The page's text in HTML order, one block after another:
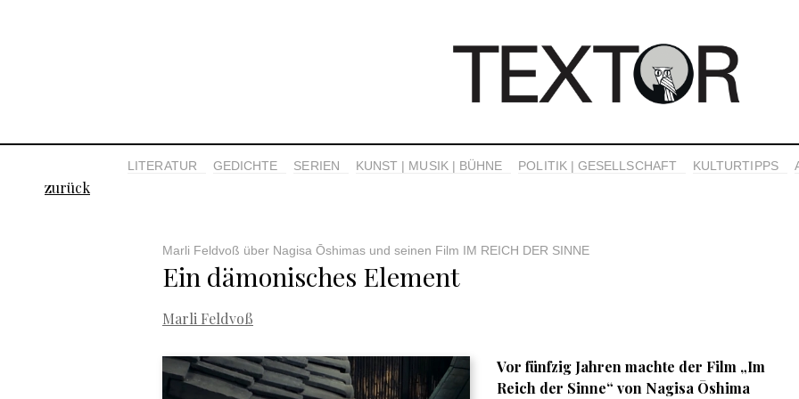
LITERATUR GEDICHTE SERIEN KUNST | MUSIK | BÜHNE POLITIK | GESELLSCHAFT KULTURTIPPS
zurück
Marli Feldvoß über Nagisa Ōshimas und seinen Film IM REICH DER SINNE
Ein dämonisches Element
Marli Feldvoß
Vor fünfzig Jahren machte der Film „Im
Reich der Sinne“ von Nagisa Ōshima